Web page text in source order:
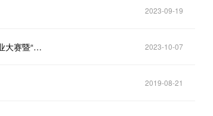
2023-09-19
市中小企业服务局关于公布第八届“创客中国”深圳市中小企业创新创业大赛暨“专精特新”企业创新创业大赛复赛结果及进入决赛名单的通知 2023-10-07
2019-08-21